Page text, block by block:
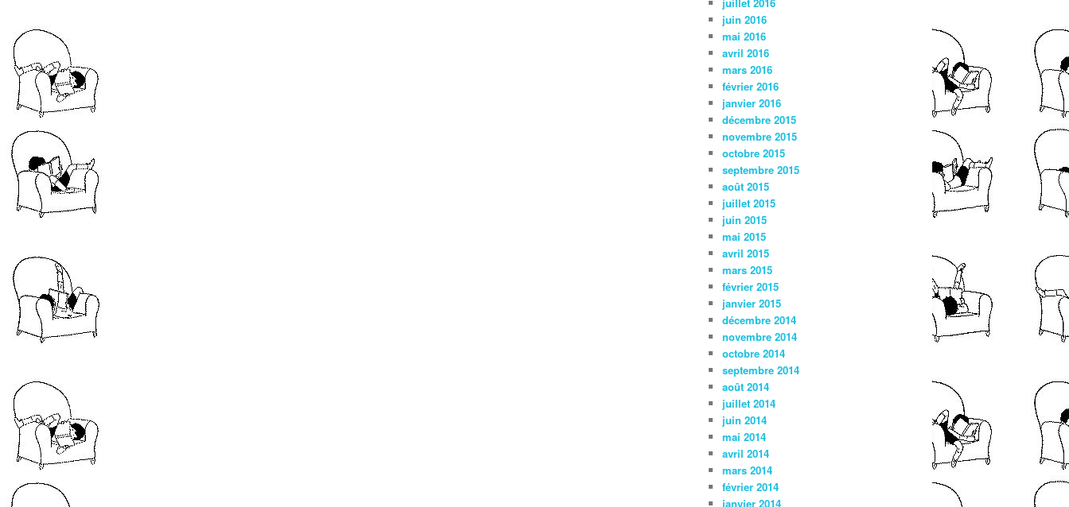
juillet 2016
juin 2016
mai 2016
avril 2016
mars 2016
février 2016
janvier 2016
décembre 2015
novembre 2015
octobre 2015
septembre 2015
août 2015
juillet 2015
juin 2015
mai 2015
avril 2015
mars 2015
février 2015
janvier 2015
décembre 2014
novembre 2014
octobre 2014
septembre 2014
août 2014
juillet 2014
juin 2014
mai 2014
avril 2014
mars 2014
février 2014
janvier 2014